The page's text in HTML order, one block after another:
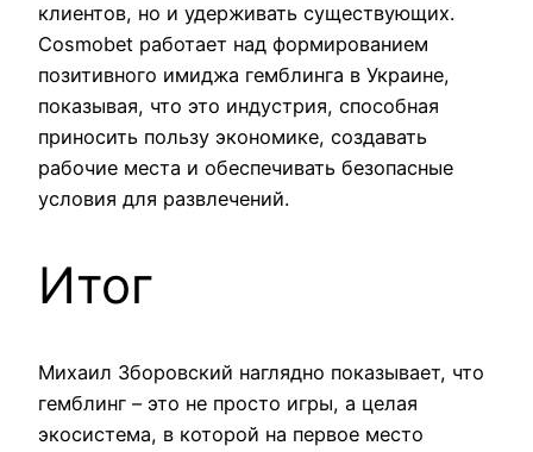
клиентов, но и удерживать существующих.
Cosmobet работает над формированием
позитивного имиджа гемблинга в Украине,
показывая, что это индустрия, способная
приносить пользу экономике, создавать
рабочие места и обеспечивать безопасные
условия для развлечений.
Итог
Михаил Зборовский наглядно показывает, что
гемблинг – это не просто игры, а целая
экосистема, в которой на первое место